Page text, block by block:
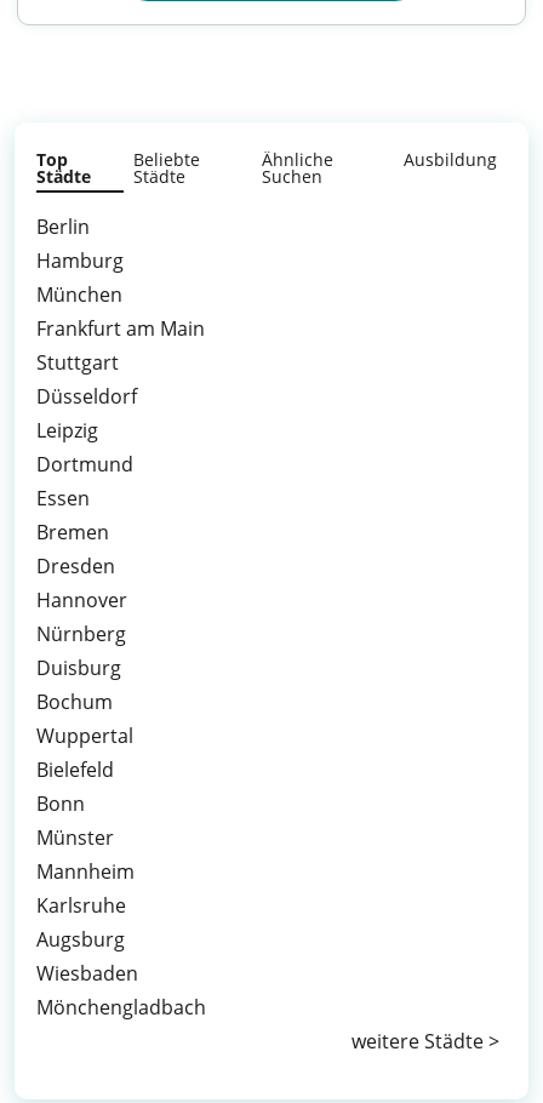
Top
Städte
Beliebte
Städte
Ähnliche
Suchen
Ausbildung
Berlin
Hamburg
München
Frankfurt am Main
Stuttgart
Düsseldorf
Leipzig
Dortmund
Essen
Bremen
Dresden
Hannover
Nürnberg
Duisburg
Bochum
Wuppertal
Bielefeld
Bonn
Münster
Mannheim
Karlsruhe
Augsburg
Wiesbaden
Mönchengladbach
weitere Städte >